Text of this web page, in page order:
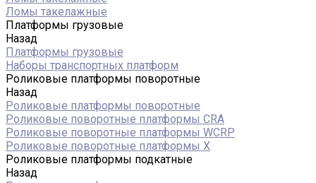
Ломы такелажные
Платформы грузовые
Назад
Платформы грузовые
Наборы транспортных платформ
Роликовые платформы поворотные
Назад
Роликовые платформы поворотные
Роликовые поворотные платформы CRA
Роликовые поворотные платформы WCRP
Роликовые поворотные платформы X
Роликовые платформы подкатные
Назад